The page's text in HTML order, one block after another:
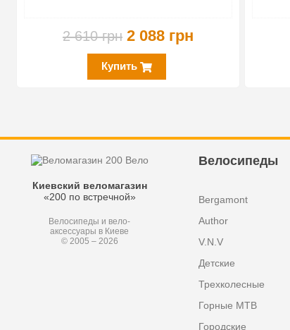
2 610 грн 2 088 грн
Купить
Киевский веломагазин
«200 по встречной»
Велосипеды и вело-
аксессуары в Киеве
© 2005 – 2026
Велосипеды
Bergamont
Author
V.N.V
Детские
Трехколесные
Горные MTB
Городские